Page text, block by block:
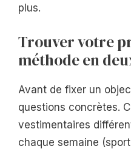
plus.
Trouver votre
méthode en
Avant de fixer un
questions concrètes.
vestimentaires
chaque semaine